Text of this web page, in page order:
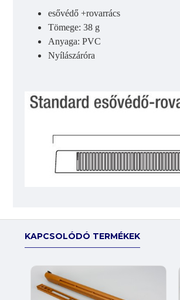
esővédő +rovarrács
Tömege: 38 g
Anyaga: PVC
Nyílászáróra
KAPCSOLÓDÓ TERMÉKEK